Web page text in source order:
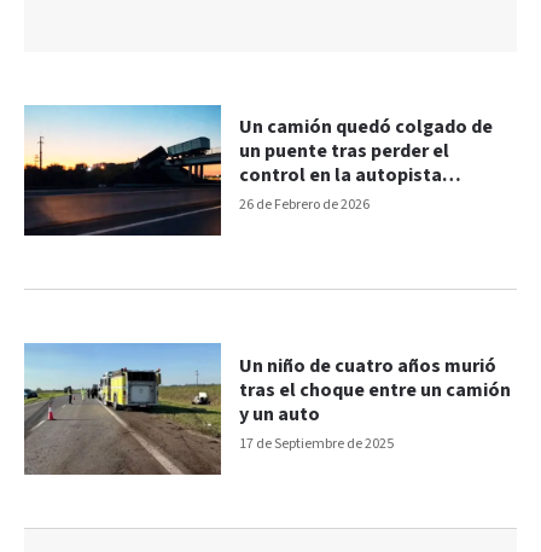
26 de Febrero de 2026
Un camión quedó colgado de
un puente tras perder el
control en la autopista
Rosario–Santa Fe
17 de Septiembre de 2025
Un niño de cuatro años murió
tras el choque entre un camión
y un auto